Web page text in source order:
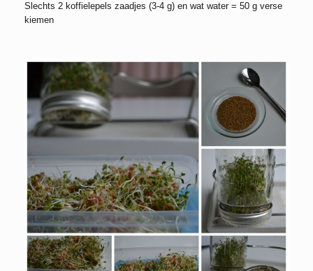
Slechts 2 koffielepels zaadjes (3-4 g) en wat water = 50 g verse
kiemen